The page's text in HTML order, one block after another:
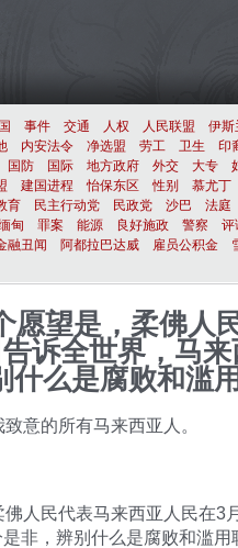
事件 交通 人权 人民联盟
伊斯
内安法令 净选盟 劳工 卫生
印
国防 国际 地方政府 外交 大专
建国进程 怡保东区 性别
慕尤丁
育 民主行动党 民政党 沙巴
法庭
甸 罪案 能源 良好施政 警察
评
融丑闻 阿都拉巴达威 雇员公积金
愿望是，柔佛人
诉全世界，马
什么是腐败和滥
意的所有马来西亚人。
人民代表马来西亚人民在3
非，辨别什么是腐败和滥用